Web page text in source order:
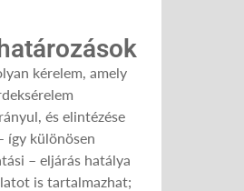
kérelem, amely
és elintézése
így különösen
– eljárás hatálya
is tartalmazhat;